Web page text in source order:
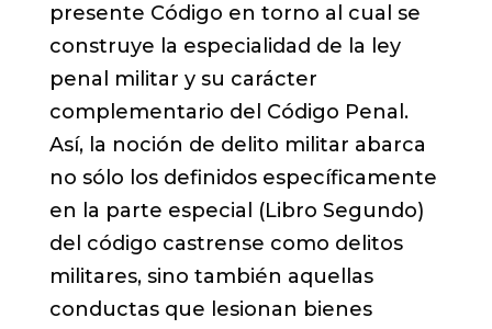
presente Código en torno al cual se
construye la especialidad de la ley
penal militar y su carácter
complementario del Código Penal.
Así, la noción de delito militar abarca
no sólo los definidos específicamente
en la parte especial (Libro Segundo)
del código castrense como delitos
militares, sino también aquellas
conductas que lesionan bienes